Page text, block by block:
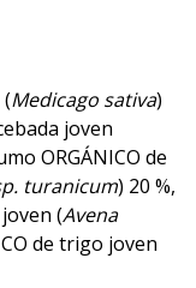
(Medicago sativa)
joven
ORGÁNICO de
turanicum) 20 %,
(Avena
de trigo joven